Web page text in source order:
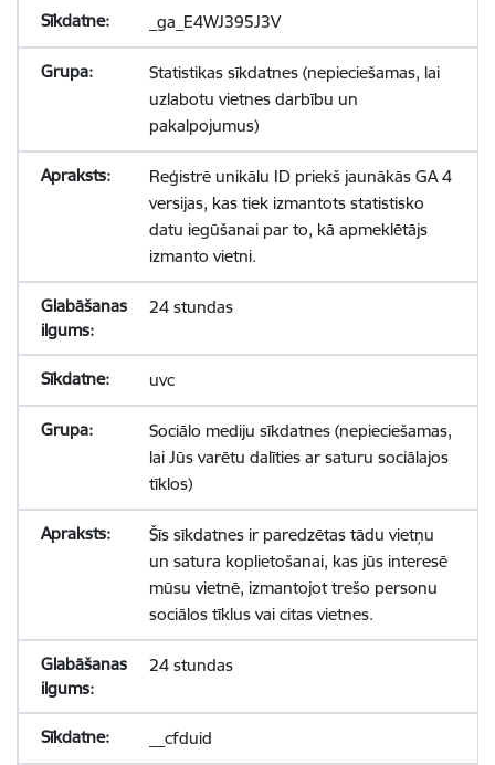
_ga_E4WJ395J3V
Statistikas sīkdatnes (nepieciešamas, lai
uzlabotu vietnes darbību un
pakalpojumus)
Reģistrē unikālu ID priekš jaunākās GA 4
versijas, kas tiek izmantots statistisko
datu iegūšanai par to, kā apmeklētājs
izmanto vietni.
24 stundas
uvc
Sociālo mediju sīkdatnes (nepieciešamas,
lai Jūs varētu dalīties ar saturu sociālajos
tīklos)
Šīs sīkdatnes ir paredzētas tādu vietņu
un satura koplietošanai, kas jūs interesē
mūsu vietnē, izmantojot trešo personu
sociālos tīklus vai citas vietnes.
24 stundas
__cfduid